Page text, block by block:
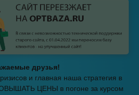
друзья!
и главная наша стратегия в
ЦЕНЫ в погоне за курсом